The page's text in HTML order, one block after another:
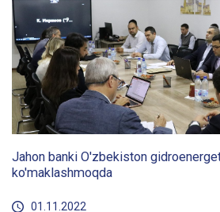
Jahon banki O'zbekiston
ko'maklashmoqda
01.11.2022